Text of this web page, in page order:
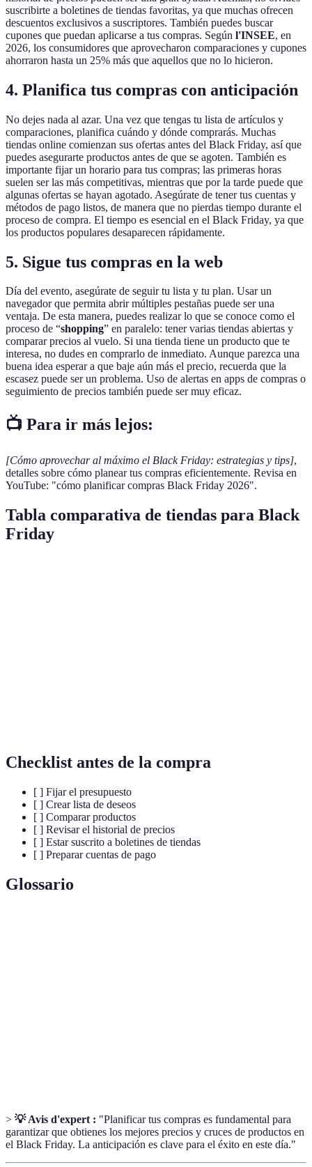
suscribirte a boletines de tiendas favoritas, ya que muchas ofrecen
descuentos exclusivos a suscriptores. También puedes buscar
cupones que puedan aplicarse a tus compras. Según l'INSEE, en
2026, los consumidores que aprovecharon comparaciones y cupones
ahorraron hasta un 25% más que aquellos que no lo hicieron.
4. Planifica tus compras con anticipación
No dejes nada al azar. Una vez que tengas tu lista de artículos y
comparaciones, planifica cuándo y dónde comprarás. Muchas
tiendas online comienzan sus ofertas antes del Black Friday, así que
puedes asegurarte productos antes de que se agoten. También es
importante fijar un horario para tus compras; las primeras horas
suelen ser las más competitivas, mientras que por la tarde puede que
algunas ofertas se hayan agotado. Asegúrate de tener tus cuentas y
métodos de pago listos, de manera que no pierdas tiempo durante el
proceso de compra. El tiempo es esencial en el Black Friday, ya que
los productos populares desaparecen rápidamente.
5. Sigue tus compras en la web
Día del evento, asegúrate de seguir tu lista y tu plan. Usar un
navegador que permita abrir múltiples pestañas puede ser una
ventaja. De esta manera, puedes realizar lo que se conoce como el
proceso de “shopping” en paralelo: tener varias tiendas abiertas y
comparar precios al vuelo. Si una tienda tiene un producto que te
interesa, no dudes en comprarlo de inmediato. Aunque parezca una
buena idea esperar a que baje aún más el precio, recuerda que la
escasez puede ser un problema. Uso de alertas en apps de compras o
seguimiento de precios también puede ser muy eficaz.
📺 Para ir más lejos:
[Cómo aprovechar al máximo el Black Friday: estrategias y tips],
detalles sobre cómo planear tus compras eficientemente. Revisa en
YouTube: "cómo planificar compras Black Friday 2026".
Tabla comparativa de tiendas para Black
Friday
Checklist antes de la compra
[ ] Fijar el presupuesto
[ ] Crear lista de deseos
[ ] Comparar productos
[ ] Revisar el historial de precios
[ ] Estar suscrito a boletines de tiendas
[ ] Preparar cuentas de pago
Glossario
> 💡 Avis d'expert : "Planificar tus compras es fundamental para
garantizar que obtienes los mejores precios y cruces de productos en
el Black Friday. La anticipación es clave para el éxito en este día."